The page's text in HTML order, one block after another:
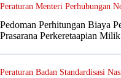
Peraturan Menteri Perhubungan
Pedoman Perhitungan Biaya
Prasarana Perkeretaapian
Peraturan Badan Standardisasi